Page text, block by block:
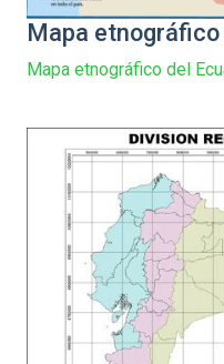
Mapa etnográfico
Mapa etnográfico del